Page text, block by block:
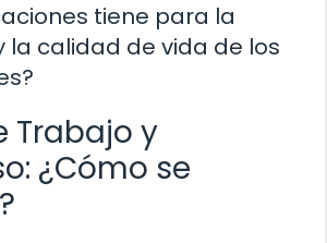
tiene para la
la calidad de vida de los
Trabajo y
¿Cómo se